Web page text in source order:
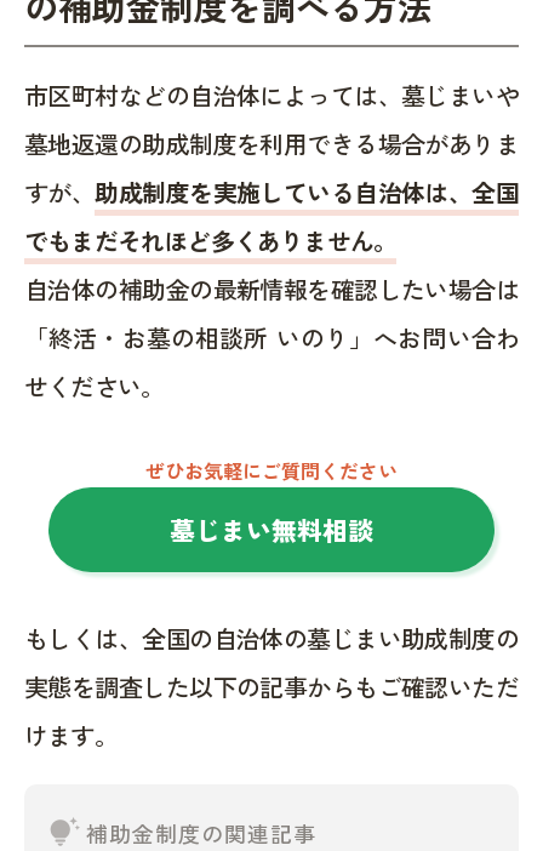
市区町村などの自治体によっては、墓じまいや
墓地返還の助成制度を利用できる場合がありま
すが、助成制度を実施している自治体は、全国
でもまだそれほど多くありません。
自治体の補助金の最新情報を確認したい場合は
「終活・お墓の相談所 いのり」へお問い合わ
せください。
ぜひお気軽にご質問ください
墓じまい無料相談
もしくは、全国の自治体の墓じまい助成制度の
実態を調査した以下の記事からもご確認いただ
けます。
tips_and_updates補助金制度の関連記事